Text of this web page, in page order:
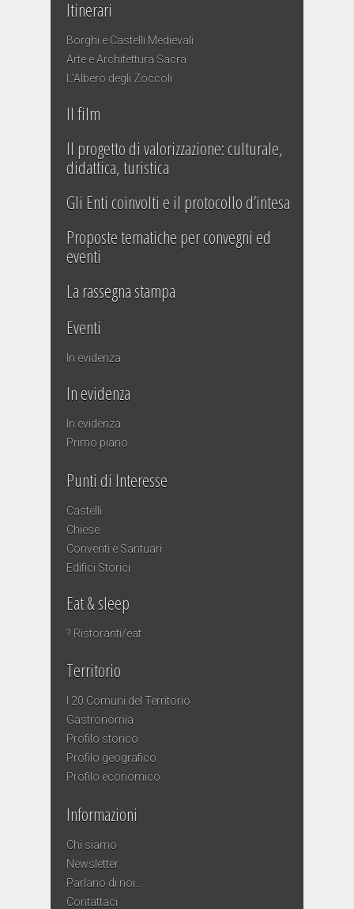
Itinerari
Borghi e Castelli Medievali
Arte e Architettura Sacra
L’Albero degli Zoccoli
Il film
Il progetto di valorizzazione: culturale,
didattica, turistica
Gli Enti coinvolti e il protocollo d’intesa
Proposte tematiche per convegni ed
eventi
La rassegna stampa
Eventi
In evidenza
In evidenza
In evidenza
Primo piano
Punti di Interesse
Castelli
Chiese
Conventi e Santuari
Edifici Storici
Eat & sleep
? Ristoranti/eat
Territorio
I 20 Comuni del Territorio
Gastronomia
Profilo storico
Profilo geografico
Profilo economico
Informazioni
Chi siamo
Newsletter
Parlano di noi…
Contattaci